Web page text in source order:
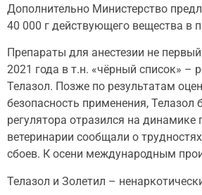
Дополнительно Министерство
40 000 г действующего вещества в
Препараты для анестезии не
2021 года в т.н. «чёрный список» –
Телазол. Позже по результатам
безопасность применения,
регулятора отразился на
ветеринарии сообщали о
сбоев. К осени международным
Телазол и Золетил –